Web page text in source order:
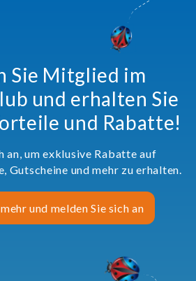
Sie Mitglied im
und erhalten Sie
und Rabatte!
an, um exklusive Rabatte auf
Gutscheine und mehr zu erhalten.
und melden Sie sich an